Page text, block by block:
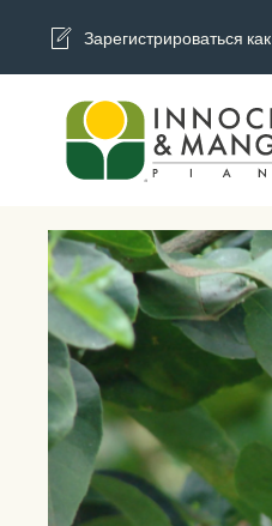
Skip to main content
Зарегистрироваться